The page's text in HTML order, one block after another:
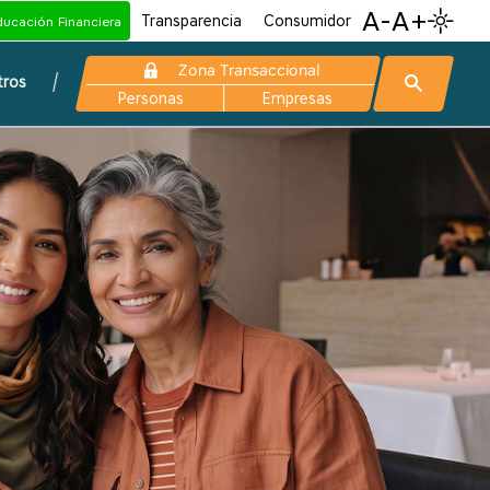
Financiera Transparencia Consumidor A-A+
Zona Transaccional
Personas
Empresas